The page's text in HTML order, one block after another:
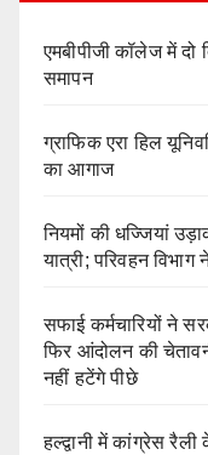
एमबीपीजी कॉलेज में दो
समापन
ग्राफिक एरा हिल
का आगाज
नियमों की धज्जियां
यात्री; परिवहन विभाग
सफाई कर्मचारियों ने
फिर आंदोलन की
नहीं हटेंगे पीछे
हल्द्वानी में कांग्रेस